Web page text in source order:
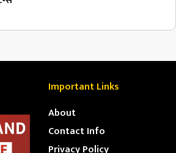
Important Links
About
Contact Info